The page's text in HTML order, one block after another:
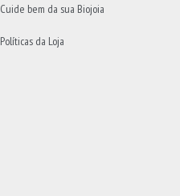
Cuide bem da sua Biojoia
Políticas da Loja